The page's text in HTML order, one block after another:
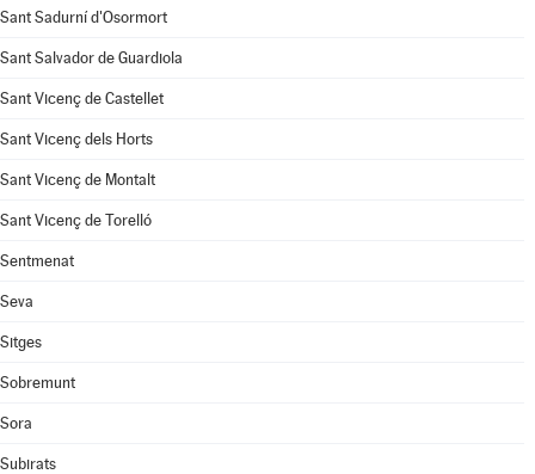
Sant Sadurní d'Osormort
Sant Salvador de Guardiola
Sant Vicenç de Castellet
Sant Vicenç dels Horts
Sant Vicenç de Montalt
Sant Vicenç de Torelló
Sentmenat
Seva
Sitges
Sobremunt
Sora
Subirats